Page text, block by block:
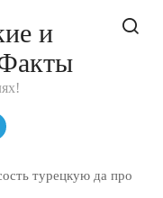
и
турецкую да про